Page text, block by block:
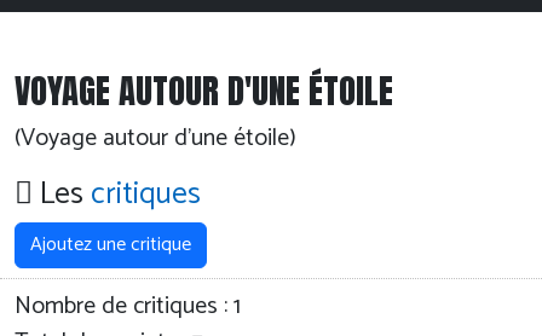
VOYAGE AUTOUR D'UNE ÉTOILE
(Voyage autour d'une étoile)
Lescritiques
Ajoutez une critique
Nombre de critiques :1